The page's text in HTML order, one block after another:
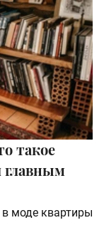
такое
главным
моде квартиры